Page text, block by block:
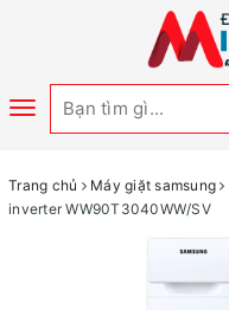
Toggle
Trang chủ Máy giặt samsung
inverter WW90T3040WW/SV